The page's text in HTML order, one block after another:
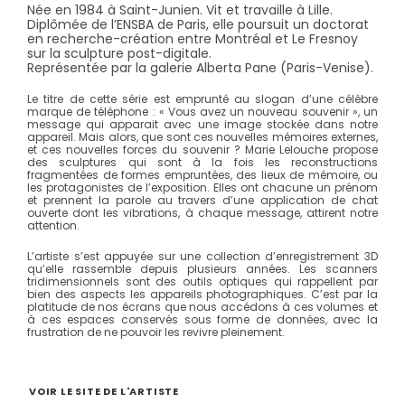
Née en 1984 à Saint-Junien. Vit et travaille à Lille.
Diplômée de l’ENSBA de Paris, elle poursuit un doctorat
en recherche-création entre Montréal et Le Fresnoy
sur la sculpture post-digitale.
Représentée par la galerie Alberta Pane (Paris-Venise).
Le titre de cette série est emprunté au slogan d’une célèbre
marque de téléphone : « Vous avez un nouveau souvenir », un
message qui apparait avec une image stockée dans notre
appareil. Mais alors, que sont ces nouvelles mémoires externes,
et ces nouvelles forces du souvenir ? Marie Lelouche propose
des sculptures qui sont à la fois les reconstructions
fragmentées de formes empruntées, des lieux de mémoire, ou
les protagonistes de l’exposition. Elles ont chacune un prénom
et prennent la parole au travers d’une application de chat
ouverte dont les vibrations, à chaque message, attirent notre
attention.
L’artiste s’est appuyée sur une collection d’enregistrement 3D
qu’elle rassemble depuis plusieurs années. Les scanners
tridimensionnels sont des outils optiques qui rappellent par
bien des aspects les appareils photographiques. C’est par la
platitude de nos écrans que nous accédons à ces volumes et
à ces espaces conservés sous forme de données, avec la
frustration de ne pouvoir les revivre pleinement.
VOIR LE SITE DE L'ARTISTE